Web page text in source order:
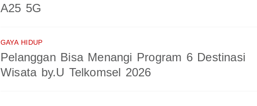
A25 5G
GAYA HIDUP
Pelanggan Bisa Menangi Program 6 Destinasi
Wisata by.U Telkomsel 2026